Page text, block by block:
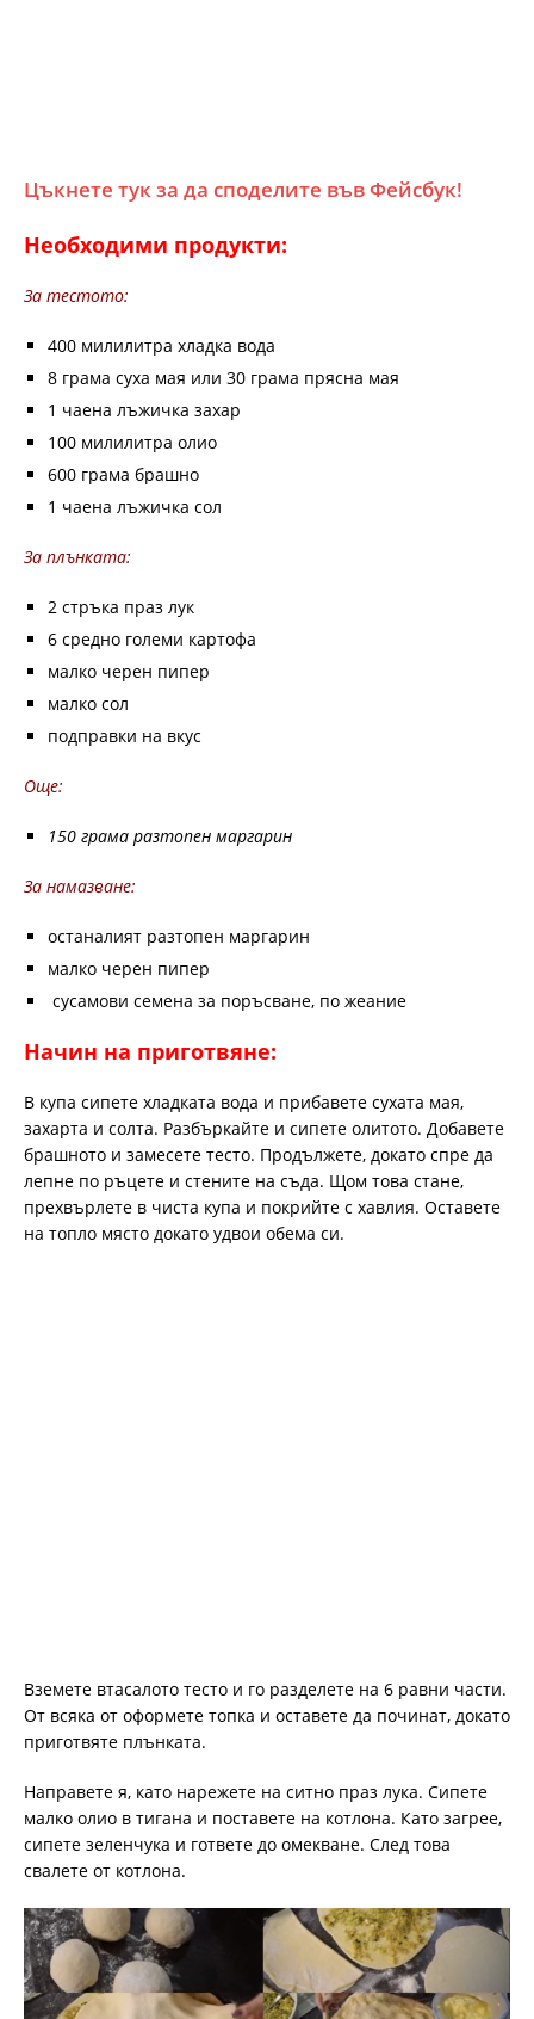
Цъкнете тук за да споделите във Фейсбук!
Необходими продукти:
За тестото:
400 милилитра хладка вода
8 грама суха мая или 30 грама прясна мая
1 чаена лъжичка захар
100 милилитра олио
600 грама брашно
1 чаена лъжичка сол
За плънката:
2 стръка праз лук
6 средно големи картофа
малко черен пипер
малко сол
подправки на вкус
Още:
150 грама разтопен маргарин
За намазване:
останалият разтопен маргарин
малко черен пипер
сусамови семена за поръсване, по жеание
Начин на приготвяне:
В купа сипете хладката вода и прибавете сухата мая,
захарта и солта. Разбъркайте и сипете олитото. Добавете
брашното и замесете тесто. Продължете, докато спре да
лепне по ръцете и стените на съда. Щом това стане,
прехвърлете в чиста купа и покрийте с хавлия. Оставете
на топло място докато удвои обема си.
Вземете втасалото тесто и го разделете на 6 равни части.
От всяка от оформете топка и оставете да починат, докато
приготвяте плънката.
Направете я, като нарежете на ситно праз лука. Сипете
малко олио в тигана и поставете на котлона. Като загрее,
сипете зеленчука и гответе до омекване. След това
свалете от котлона.